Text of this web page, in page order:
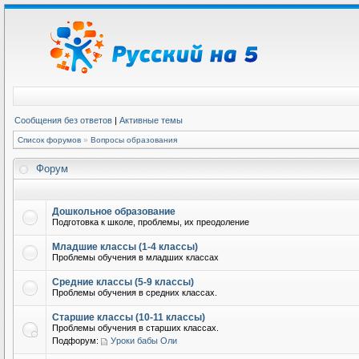
Сообщения без ответов | Активные темы
Список форумов » Вопросы образования
Форум
Дошкольное образование
Подготовка к школе, проблемы, их преодоление
Младшие классы (1-4 классы)
Проблемы обучения в младших классах
Средние классы (5-9 классы)
Проблемы обучения в средних классах.
Старшие классы (10-11 классы)
Проблемы обучения в старших классах.
Подфорум:
Уроки бабы Оли